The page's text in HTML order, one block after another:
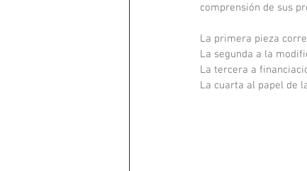
comprensión de sus
La primera pieza
La segunda a la
La tercera a
La cuarta al papel de